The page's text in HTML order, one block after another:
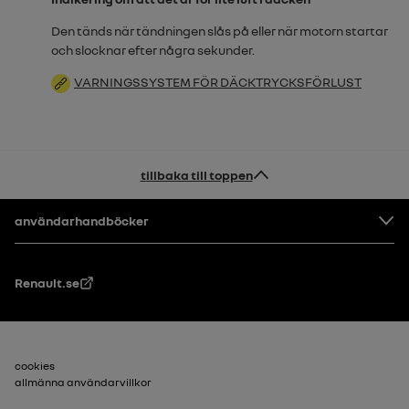
Den tänds när tändningen slås på eller när motorn startar
och slocknar efter några sekunder.
VARNINGSSYSTEM FÖR DÄCKTRYCKSFÖRLUST
tillbaka till toppen
Footer
användarhandböcker
Renault.se
Sidfot_2
cookies
allmänna användarvillkor